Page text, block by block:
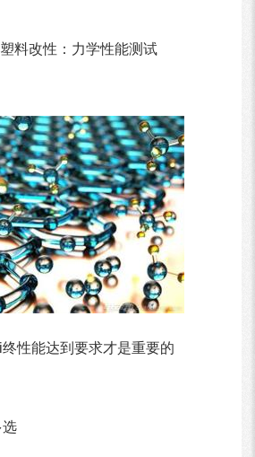
料改性：力学性能测试
性能达到要求才是重要的
选